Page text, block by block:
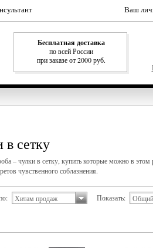
Ваш
Бесплатная доставка
по всей России
при заказе от 2000 руб.
в сетку
– чулки в сетку, купить которые можно в этом
чувственного соблазнения.
Хитам продаж Показать: